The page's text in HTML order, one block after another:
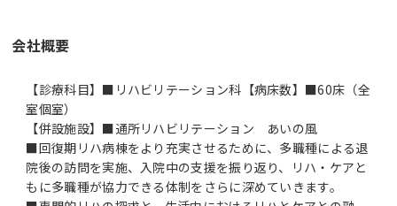
会社概要
【診療科目】■リハビリテーション科【病床数】■60床（全
室個室）
【併設施設】■通所リハビリテーション あいの風
■回復期リハ病棟をより充実させるために、多職種による退
院後の訪問を実施、入院中の支援を振り返り、リハ・ケアと
もに多職種が協力できる体制をさらに深めていきます。